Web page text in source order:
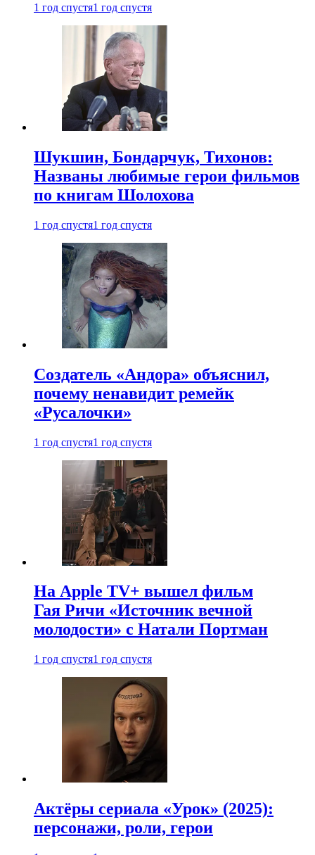
1 год спустя1 год спустя
Шукшин, Бондарчук, Тихонов:
Названы любимые герои фильмов
по книгам Шолохова
1 год спустя1 год спустя
Создатель «Андора» объяснил,
почему ненавидит ремейк
«Русалочки»
1 год спустя1 год спустя
На Apple TV+ вышел фильм
Гая Ричи «Источник вечной
молодости» с Натали Портман
1 год спустя1 год спустя
Актёры сериала «Урок» (2025):
персонажи, роли, герои